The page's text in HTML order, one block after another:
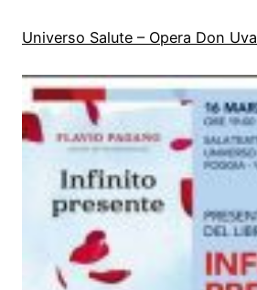
Universo Salute – Opera Don Uva